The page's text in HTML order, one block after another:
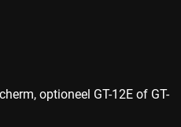
optioneel GT-12E of GT-